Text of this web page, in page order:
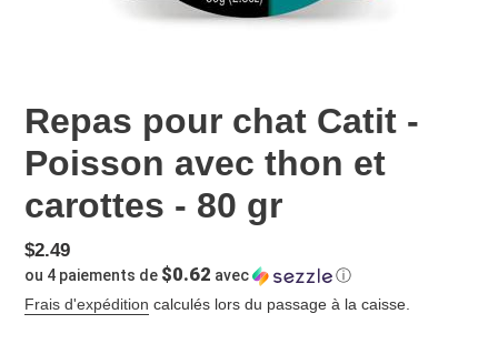
Repas pour chat Catit -
Poisson avec thon et
carottes - 80 gr
Prix
normal
$2.49
ou 4 paiements de $0.62 avec
ⓘ
Frais d'expédition calculés lors du passage à la caisse.